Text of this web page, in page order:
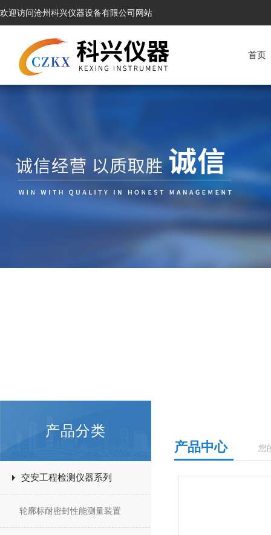
欢迎访问沧州科兴仪器设备有限公司网站
首页
产品分类
交安工程检测仪器系列
轮廓标耐密封性能测量装置
您
产品中心